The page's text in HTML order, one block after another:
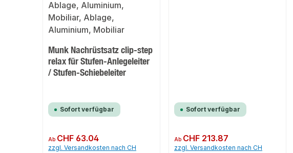
Munk Nachrüstsatz clip-step
relax für Stufen-Anlegeleiter
/ Stufen-Schiebeleiter
Sofort verfügbar
Regulärer Preis:
Ab CHF 63.04
zzgl. Versandkosten nach CH
Sofort verfügbar
Regulärer Preis:
Ab CHF 213.87
zzgl. Versandkosten nach CH